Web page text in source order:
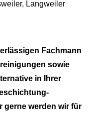
Fachmann
sowie
in Ihrer
gerne werden wir für